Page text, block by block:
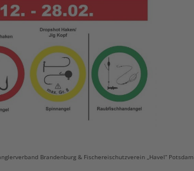
Brandenburg & Fischereischutzverein „Havel“ Potsdam